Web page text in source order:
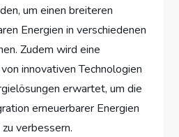
um einen breiteren
Energien in verschiedenen
Zudem wird eine
innovativen Technologien
erwartet, um die
erneuerbarer Energien
verbessern.